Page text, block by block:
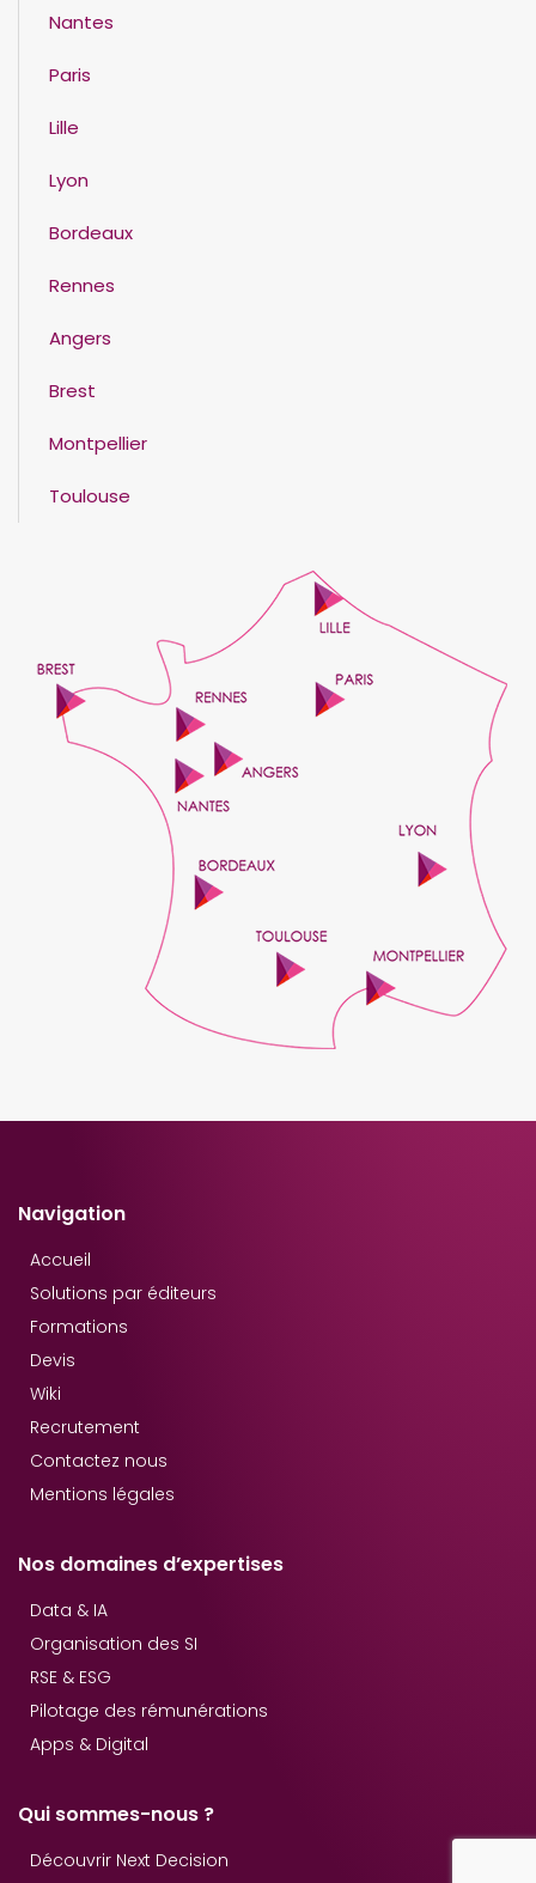
Nantes
Paris
Lille
Lyon
Bordeaux
Rennes
Angers
Brest
Montpellier
Toulouse
Navigation
Accueil
Solutions par éditeurs
Formations
Devis
Wiki
Recrutement
Contactez nous
Mentions légales
Nos domaines d’expertises
Data & IA
Organisation des SI
RSE & ESG
Pilotage des rémunérations
Apps & Digital
Qui sommes-nous ?
Découvrir Next Decision